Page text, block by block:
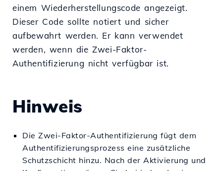
einem Wiederherstellungscode angezeigt.
Dieser Code sollte notiert und sicher
aufbewahrt werden. Er kann verwendet
werden, wenn die Zwei-Faktor-
Authentifizierung nicht verfügbar ist.
Hinweis
Die Zwei-Faktor-Authentifizierung fügt dem
Authentifizierungsprozess eine zusätzliche
Schutzschicht hinzu. Nach der Aktivierung und